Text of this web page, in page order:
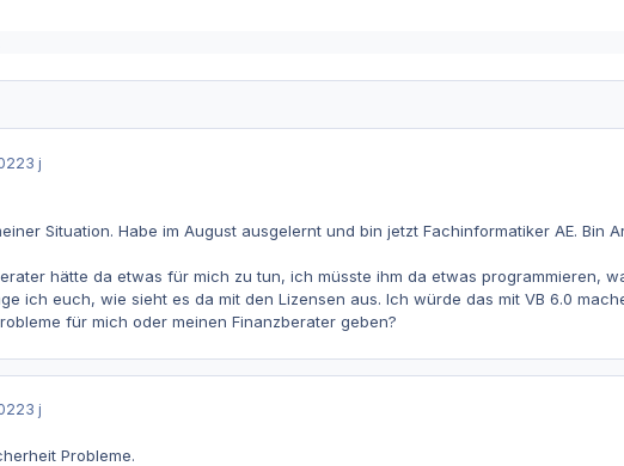
23 j
Situation. Habe im August ausgelernt und bin jetzt Fachinformatiker AE.
hätte da etwas für mich zu tun, ich müsste ihm da etwas programmieren,
ich euch, wie sieht es da mit den Lizensen aus. Ich würde das mit VB 6.0
für mich oder meinen Finanzberater geben?
23 j
Probleme.